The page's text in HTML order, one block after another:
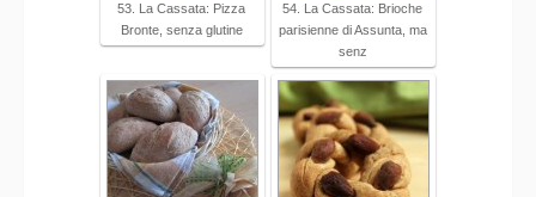
53. La Cassata: Pizza
Bronte, senza glutine
54. La Cassata: Brioche
parisienne di Assunta, ma
senz